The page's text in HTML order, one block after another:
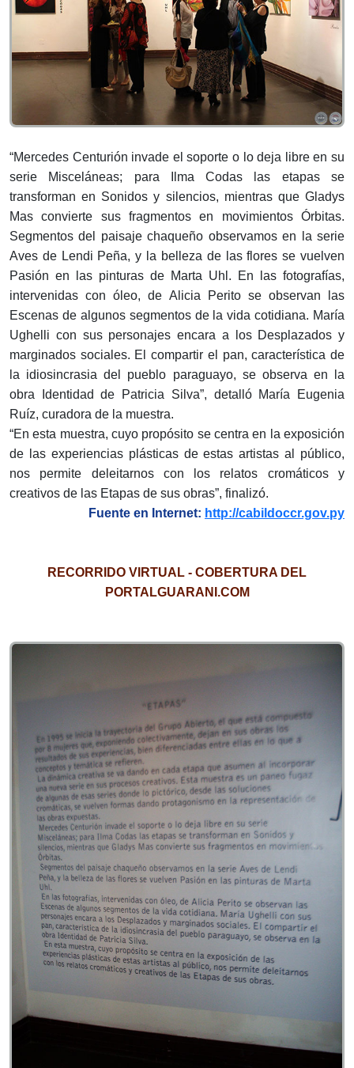
“Mercedes Centurión invade el soporte o lo deja libre en su
serie Misceláneas; para Ilma Codas las etapas se
transforman en Sonidos y silencios, mientras que Gladys
Mas convierte sus fragmentos en movimientos Órbitas.
Segmentos del paisaje chaqueño observamos en la serie
Aves de Lendi Peña, y la belleza de las flores se vuelven
Pasión en las pinturas de Marta Uhl. En las fotografías,
intervenidas con óleo, de Alicia Perito se observan las
Escenas de algunos segmentos de la vida cotidiana. María
Ughelli con sus personajes encara a los Desplazados y
marginados sociales. El compartir el pan, característica de
la idiosincrasia del pueblo paraguayo, se observa en la
obra Identidad de Patricia Silva”, detalló María Eugenia
Ruíz, curadora de la muestra.
“En esta muestra, cuyo propósito se centra en la exposición
de las experiencias plásticas de estas artistas al público,
nos permite deleitarnos con los relatos cromáticos y
creativos de las Etapas de sus obras”, finalizó.
Fuente en Internet: http://cabildoccr.gov.py
RECORRIDO VIRTUAL - COBERTURA DEL
PORTALGUARANI.COM